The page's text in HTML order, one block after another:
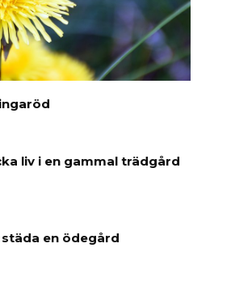
liv i en gammal trädgård
en ödegård